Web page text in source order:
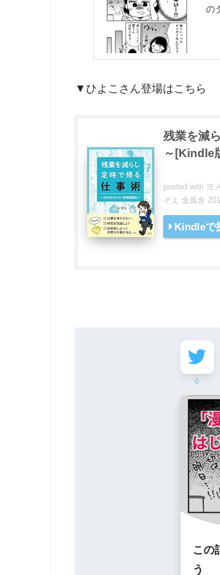
の
▼ひよこさん登場はこちら
残業を減
～[Kindle
posted with ヨ
ぞえ 金風舎
Kindleで
0
この
う